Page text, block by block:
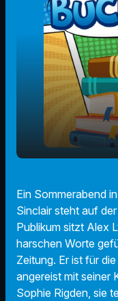
play_arrow
00:00
Ein Sommerabend
Sinclair steht auf
Publikum sitzt Alex
harschen Worte
Zeitung. Er ist für
angereist mit seiner
Sophie Rigden, sie